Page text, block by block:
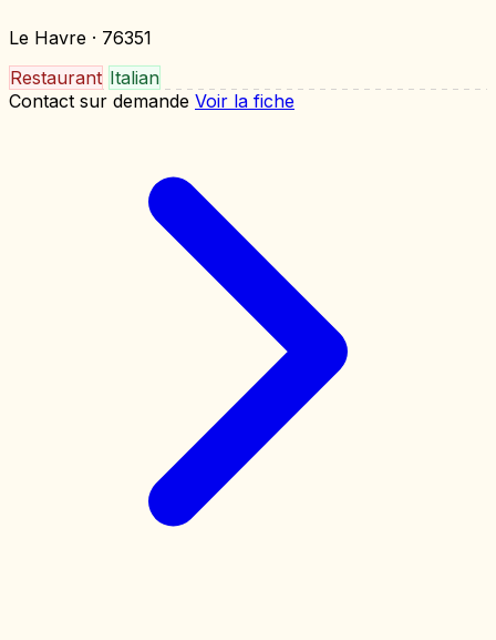
Le Havre · 76351
Restaurant Italian
Contact sur demande Voir la fiche